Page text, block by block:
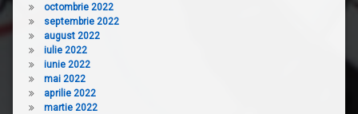
octombrie 2022
septembrie 2022
august 2022
iulie 2022
iunie 2022
mai 2022
aprilie 2022
martie 2022